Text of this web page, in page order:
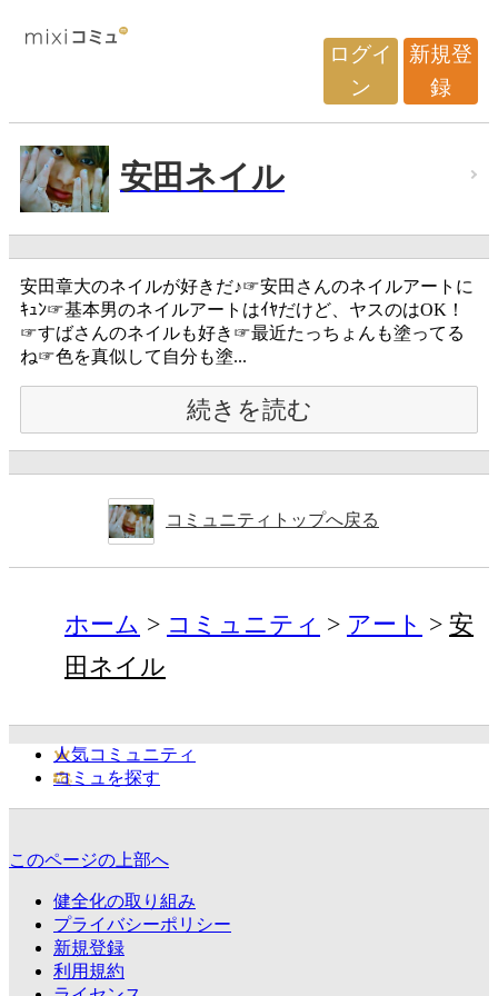
ログイ
ン
新規登
録
安田ネイル
安田章大のネイルが好きだ♪☞安田さんのネイルアートに
ｷｭﾝ☞基本男のネイルアートはｲﾔだけど、ヤスのはOK！
☞すばさんのネイルも好き☞最近たっちょんも塗ってる
ね☞色を真似して自分も塗...
続きを読む
コミュニティトップへ戻る
ホーム コミュニティ アート
安
田ネイル
人気コミュニティ
コミュを探す
このページの上部へ
健全化の取り組み
プライバシーポリシー
新規登録
利用規約